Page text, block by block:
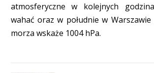
atmosferyczne w kolejnych
wahać oraz w południe w
morza wskaże 1004 hPa.